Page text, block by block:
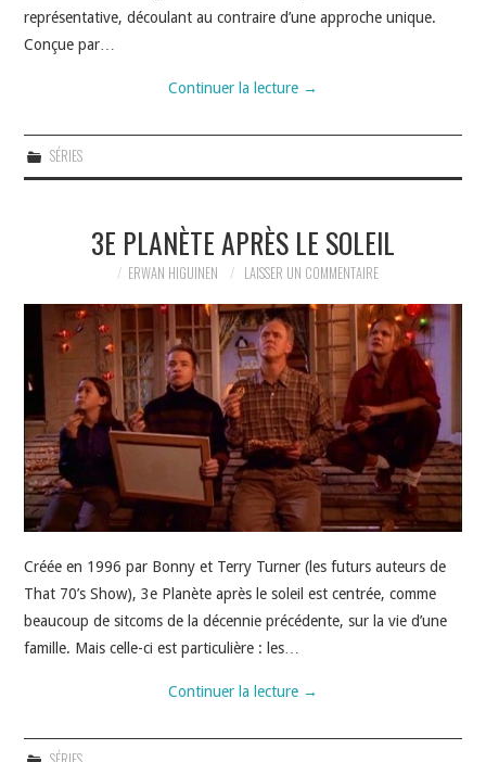
représentative, découlant au contraire d’une approche unique.
Conçue par…
Continuer la lecture →
SÉRIES
3E PLANÈTE APRÈS LE SOLEIL
ERWAN HIGUINEN LAISSER UN COMMENTAIRE
Créée en 1996 par Bonny et Terry Turner (les futurs auteurs de
That 70’s Show), 3e Planète après le soleil est centrée, comme
beaucoup de sitcoms de la décennie précédente, sur la vie d’une
famille. Mais celle-ci est particulière : les…
Continuer la lecture →